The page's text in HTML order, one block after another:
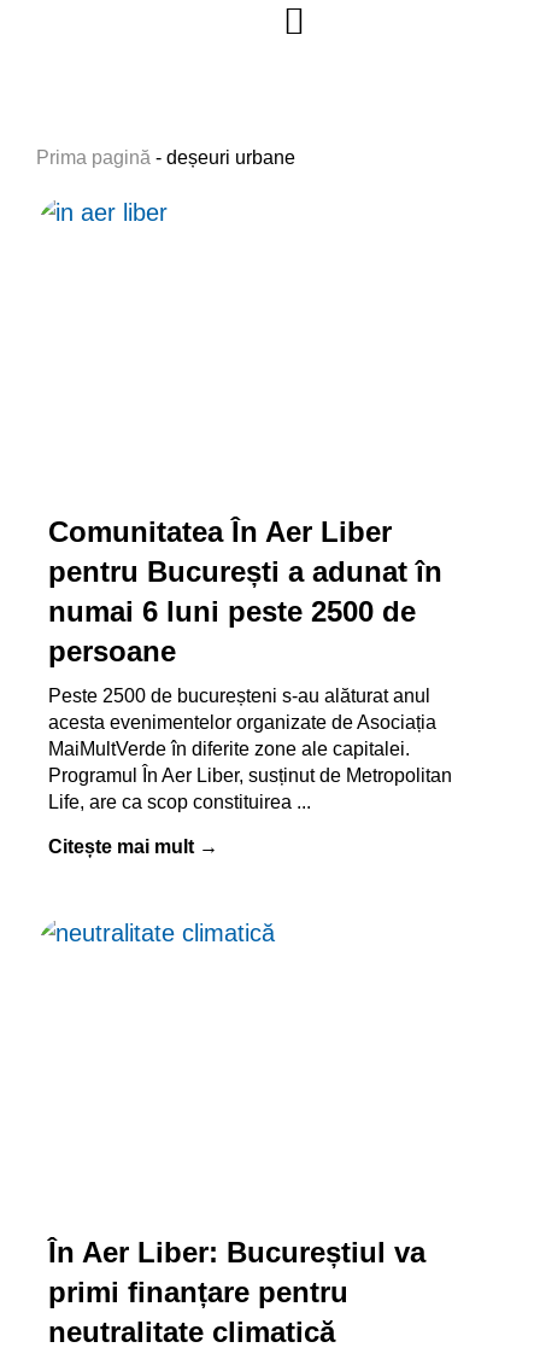
Prima pagină - deșeuri urbane
Comunitatea În Aer Liber
pentru București a adunat în
numai 6 luni peste 2500 de
persoane
Peste 2500 de bucureșteni s-au alăturat anul
acesta evenimentelor organizate de Asociația
MaiMultVerde în diferite zone ale capitalei.
Programul În Aer Liber, susținut de Metropolitan
Life, are ca scop constituirea
Citește mai mult →
În Aer Liber: Bucureștiul va
primi finanțare pentru
neutralitate climatică